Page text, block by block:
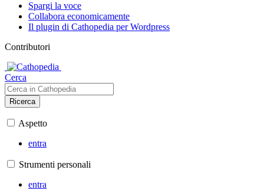
Spargi la voce
Collabora economicamente
Il plugin di Cathopedia per Wordpress
Contributori
Cerca
Ricerca
Aspetto
entra
Strumenti personali
entra